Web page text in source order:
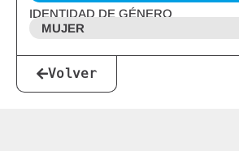
IDENTIDAD DE GÉNERO
MUJER
Volver